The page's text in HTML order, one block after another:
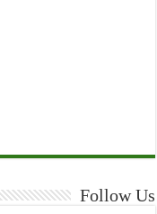
Follow Us